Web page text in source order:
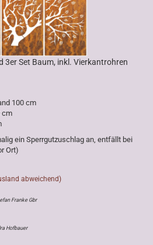
3er Set Baum, inkl. Vierkantrohren
100 cm
cm
ein Sperrgutzuschlag an, entfällt bei
Ort)
abweichend)
Franke Gbr
Hofbauer